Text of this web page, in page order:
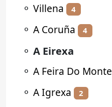
⚬ Villena 4
⚬ A Coruña 4
⚬ A Eirexa
⚬ A Feira Do Monte
⚬ A Igrexa 2